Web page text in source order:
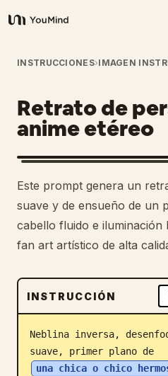
YouMind
Resumen
Casos de uso
Habilidades
Prompts
Precios
Descargar
Blog
INSTRUCCIONES›IMAGEN
Retrato de
anime etéreo
Este prompt genera un
suave y de ensueño de un
cabello fluido e
fan art artístico de alta
INSTRUCCIÓN
Neblina inversa,
suave, primer plano de
una chica o chico